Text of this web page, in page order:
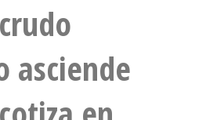
asciende